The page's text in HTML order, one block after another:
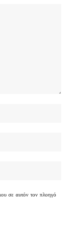
σε αυτόν τον πλοηγό